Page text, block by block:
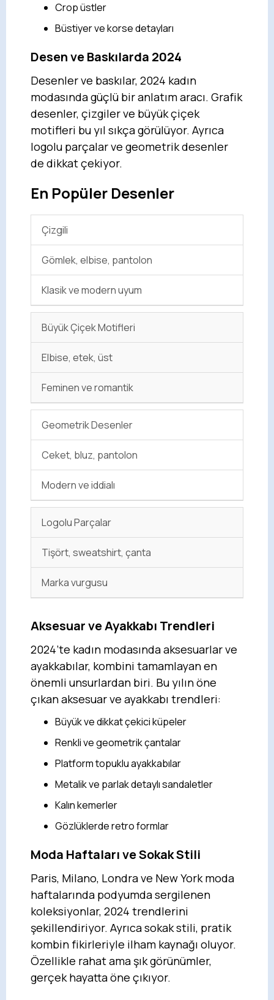
Crop üstler
Büstiyer ve korse detayları
Desen ve Baskılarda 2024
Desenler ve baskılar, 2024 kadın
modasında güçlü bir anlatım aracı. Grafik
desenler, çizgiler ve büyük çiçek
motifleri bu yıl sıkça görülüyor. Ayrıca
logolu parçalar ve geometrik desenler
de dikkat çekiyor.
En Popüler Desenler
Çizgili
Gömlek, elbise, pantolon
Klasik ve modern uyum
Büyük Çiçek Motifleri
Elbise, etek, üst
Feminen ve romantik
Geometrik Desenler
Ceket, bluz, pantolon
Modern ve iddialı
Logolu Parçalar
Tişört, sweatshirt, çanta
Marka vurgusu
Aksesuar ve Ayakkabı Trendleri
2024’te kadın modasında aksesuarlar ve
ayakkabılar, kombini tamamlayan en
önemli unsurlardan biri. Bu yılın öne
çıkan aksesuar ve ayakkabı trendleri:
Büyük ve dikkat çekici küpeler
Renkli ve geometrik çantalar
Platform topuklu ayakkabılar
Metalik ve parlak detaylı sandaletler
Kalın kemerler
Gözlüklerde retro formlar
Moda Haftaları ve Sokak Stili
Paris, Milano, Londra ve New York moda
haftalarında podyumda sergilenen
koleksiyonlar, 2024 trendlerini
şekillendiriyor. Ayrıca sokak stili, pratik
kombin fikirleriyle ilham kaynağı oluyor.
Özellikle rahat ama şık görünümler,
gerçek hayatta öne çıkıyor.